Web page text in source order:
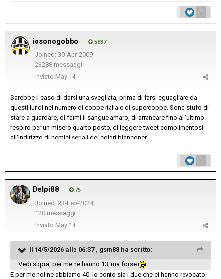
1
iosonogobbo 5837
Joined: 30-Apr-2009
23288 messaggi
Inviato May 14
Sarebbe il caso di darsi una svegliata, prima di farsi eguagliare da
questi luridi nel numero di coppe italia e di supercoppe. Sono stufo di
stare a guardare, di farmi il sangue amaro, di arrancare fino all'ultimo
respiro per un misero quarto posto, di leggere tweet complimentosi
all'indirizzo di nemici seriali dei colori bianconeri.
1
Delpi88 75
Joined: 23-Feb-2024
120 messaggi
Inviato May 14
Il 14/5/2026 alle 06:37 , gsm88 ha scritto:
Vedi sopra, per me ne hanno 13, ma forse
E per me noi ne abbiamo 40. Io conto sia i due che ci hanno revocato